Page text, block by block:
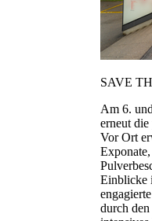
SAVE
Am 6.
erneut
Vor Ort
Einblicke
durch